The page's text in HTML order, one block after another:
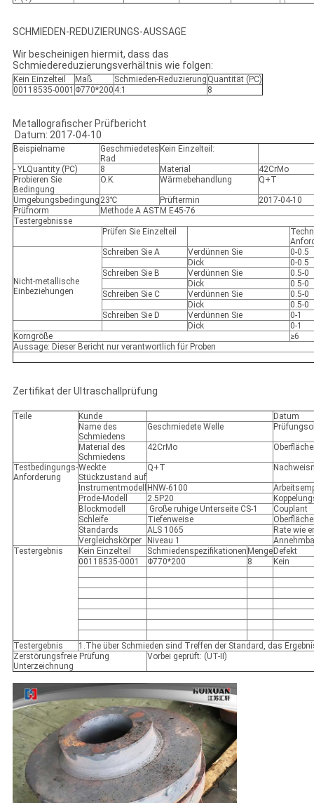
SCHMIEDEN-REDUZIERUNGS-AUSSAGE
Wir bescheinigen hiermit, dass das
Schmiedereduzierungsverhältnis wie folgen:
Kein Einzelteil Maß Schmieden-Reduzierung Quantität (PC)
00118535-0001 Φ770*200 4:1 8
Metallografischer Prüfbericht
Datum: 2017-04-10
Beispielname
Geschmiedetes
Rad
Kein Einzelteil:
- YLQuantity (PC) 8 Material
42CrMo
Probieren Sie
Bedingung
O.K. Wärmebehandlung Q+T
Umgebungsbedingung 23℃ Prüftermin
2017-04-10
Prüfnorm
Methode A ASTM E45-76
Testergebnisse
Prüfen Sie Einzelteil
Nicht-metallische
Einbeziehungen
Schreiben Sie A Verdünnen Sie
0-0.5
Dick
0-0.5
Schreiben Sie B
Verdünnen Sie
0.5-0
Dick
0.5-0
Schreiben Sie C
Verdünnen Sie
0.5-0
Dick
0.5-0
Schreiben Sie D
Verdünnen Sie
0-1
Dick
0-1
Korngröße
≥6
Aussage: Dieser Bericht nur verantwortlich für Proben
Zertifikat der Ultraschallprüfung
Teile Kunde
Datum
Name des
Schmiedens
Geschmiedete Welle
Material des
Schmiedens
42CrMo
Testbedingungs-
Anforderung
Weckte
Stückzustand auf
Q+T
Instrumentmodell HNW-6100
Prode-Modell
2.5P20
Blockmodell
Große ruhige Unterseite CS-1
Couplant
Schleife
Tiefenweise
Standards
ALS 1065
Rate wie
Vergleichskörper
Niveau 1
Testergebnis
Kein Einzelteil Schmiedenspezifikationen Menge Defekt
00118535-0001
Φ770*200 8 Kein
Testergebnis
1.The über Schmieden sind Treffen der Standard, das
Zerstörungsfreie Prüfung
Unterzeichnung
Vorbei geprüft: (UT-II)